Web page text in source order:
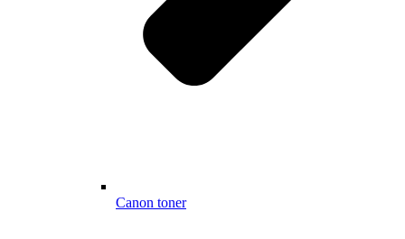
Canon toner